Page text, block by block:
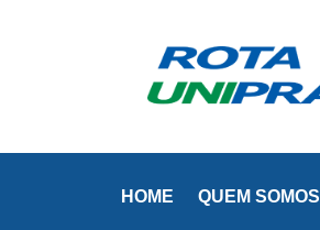
HOME QUEM SOMOS